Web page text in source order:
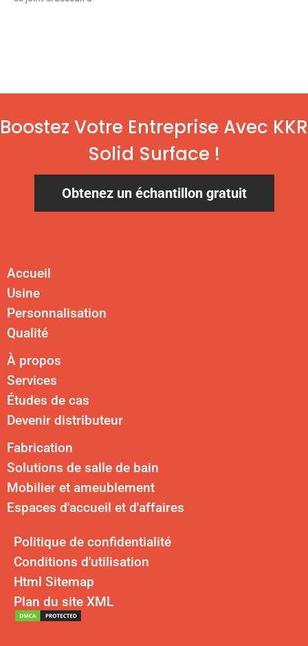
Boostez Votre Entreprise Avec KKR
Solid Surface !
Obtenez un échantillon gratuit
Accueil
Usine
Personnalisation
Qualité
À propos
Services
Études de cas
Devenir distributeur
Fabrication
Solutions de salle de bain
Mobilier et ameublement
Espaces d'accueil et d'affaires
Politique de confidentialité
Conditions d'utilisation
Html Sitemap
Plan du site XML